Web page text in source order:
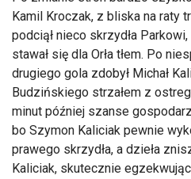
Kamil Kroczak, z bliska na raty
podciął nieco skrzydła
stawał się dla Orła tłem. Po
drugiego gola zdobył Michał
Budzińskiego strzałem z
minut później szanse
bo Szymon Kaliciak pewnie
prawego skrzydła, a dzieła
Kaliciak, skutecznie